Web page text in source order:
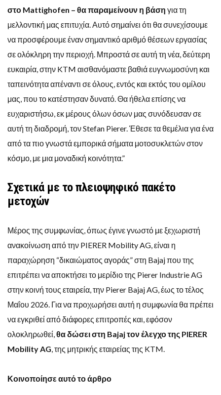
στο Mattighofen – θα παραμείνουν η βάση για τη
μελλοντική μας επιτυχία. Αυτό σημαίνει ότι θα συνεχίσουμε
να προσφέρουμε έναν σημαντικό αριθμό θέσεων εργασίας
σε ολόκληρη την περιοχή. Μπροστά σε αυτή τη νέα, δεύτερη
ευκαιρία, στην KTM αισθανόμαστε βαθιά ευγνωμοσύνη και
ταπεινότητα απέναντι σε όλους, εντός και εκτός του ομίλου
μας, που το κατέστησαν δυνατό. Θα ήθελα επίσης να
ευχαριστήσω, εκ μέρους όλων όσων μας συνόδευσαν σε
αυτή τη διαδρομή, τον Stefan Pierer. Έθεσε τα θεμέλια για ένα
από τα πιο γνωστά εμπορικά σήματα μοτοσυκλετών στον
κόσμο, με μια μοναδική κοινότητα.”
Σχετικά με το πλειοψηφικό πακέτο
μετοχών
Μέρος της συμφωνίας, όπως έγινε γνωστό με ξεχωριστή
ανακοίνωση από την PIERER Mobility AG, είναι η
παραχώρηση “δικαιώματος αγοράς” στη Bajaj που της
επιτρέπει να αποκτήσει το μερίδιο της Pierer Industrie AG
στην κοινή τους εταιρεία, την Pierer Bajaj AG, έως το τέλος
Μαΐου 2026. Για να προχωρήσει αυτή η συμφωνία θα πρέπει
να εγκριθεί από διάφορες επιτροπές και, εφόσον
ολοκληρωθεί, θα δώσει στη Bajaj τον έλεγχο της PIERER
Mobility AG , της μητρικής εταιρείας της KTM.
Κοινοποίησε αυτό το άρθρο